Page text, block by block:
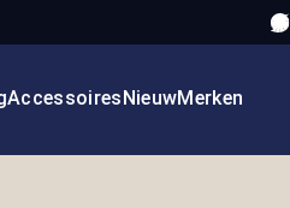
AccessoiresNieuwMerken